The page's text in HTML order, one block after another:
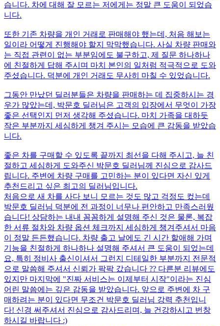
습니다. 차에 대해 잘 모르는 저에게는 정말 큰 도움이 되었습
니다.
또한 기존 차량을 개인 거래로 판매해야 했는데, 처음 해보는
일이라 어떻게 진행해야 할지 막막했습니다. 사실 차량 판매와
는 직접 관련이 없는 부분임에도 불구하고, 제 질문 하나하나
에 친절하게 답해 주시며 마치 본인의 일처럼 적극적으로 도와
주셨습니다. 덕분에 개인 거래도 무사히 마칠 수 있었습니다.
그동안 만났던 딜러분들은 차량을 판매하는 데 집중하시는 경
우가 많았는데, 박문호 딜러님은 고객의 입장에서 무엇이 가장
좋은 선택인지 먼저 생각해 주셨습니다. 마치 가족을 대하듯
작은 부분까지 세심하게 챙겨 주시는 모습에 큰 감동을 받았습
니다.
좋은 차를 구매할 수 있도록 끝까지 최선을 다해 주시고, 늘 친
절하고 세심하게 도와주신 박문호 딜러님께 진심으로 감사드
립니다. 주변에 차량 구매를 고민하는 분이 있다면 자신 있게
추천드리고 싶은 최고의 딜러님입니다.
처음으로 새 차를 사다 보니 모르는 것도 많고 걱정도 컸는데
박문호 딜러님 덕분에 전 과정이 너무나 편안하고 만족스러웠
습니다! 상담하는 내내 꼼꼼하게 설명해 주신 것은 물론, 복잡
한 서류 절차와 차량 옵션 체크까지 세심하게 챙겨주셔서 마음
이 정말 든든했습니다. 차량 출고 날에도 긴 시간 할애해 가며
기능을 친절하게 하나하나 설명해 주셔서 큰 도움이 되었는데
요, 특히 정비사 출신이셔서 그런지 디테일한 부분까지 전문적
으로 말씀해 주셔서 신뢰가 팍팍 갔습니다 ?? 다른분 리뷰에도
있지만 마지막에 "진짜 서비스는 이제부터 시작"이라는 진심
어린 말씀에는 깊은 감동을 받았습니다. 앞으로 주변에 차 구
매하려는 분이 있다면 무조건 박문호 딜러님 강력 추천입니
다! 신경 써주셔서 진심으로 감사드리며, 늘 건강하시고 번창
하시길 바랍니다 :)